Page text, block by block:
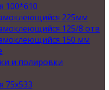
100*610
225мм
125/8 отв
150 мм
и полировки
75х533